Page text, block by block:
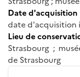
Date d'acquisition
date d'acquisition
Lieu de
Strasbourg ;
de Strasbourg